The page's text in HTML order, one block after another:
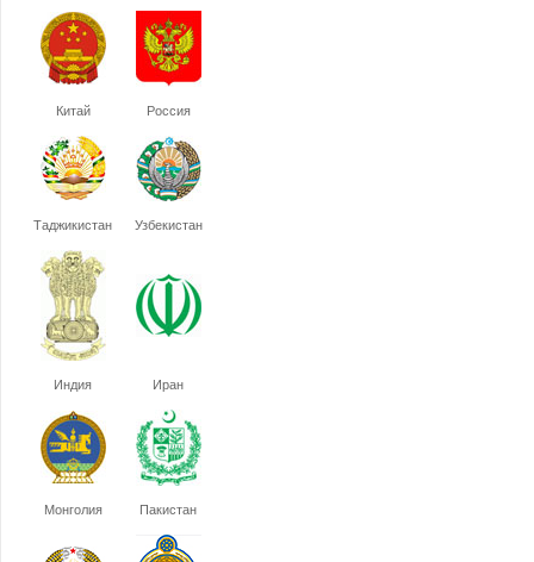
Китай Россия
Таджикистан Узбекистан
Индия Иран
Монголия Пакистан